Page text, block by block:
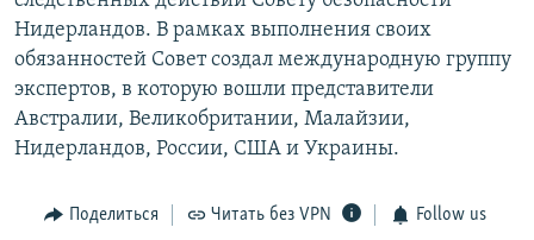
Нидерландов. В рамках выполнения своих
обязанностей Совет создал международную группу
экспертов, в которую вошли представители
Австралии, Великобритании, Малайзии,
Нидерландов, России, США и Украины.
Поделиться Читать без VPN Follow us